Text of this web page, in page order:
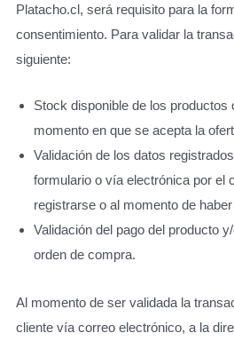
Platacho.cl, será requisito para la
consentimiento. Para validar la
siguiente:
Stock disponible de los
momento en que se acepta la
Validación de los datos
formulario o vía electrónica por el
registrarse o al momento de
Validación del pago del producto
orden de compra.
Al momento de ser validada la
cliente vía correo electrónico, a la